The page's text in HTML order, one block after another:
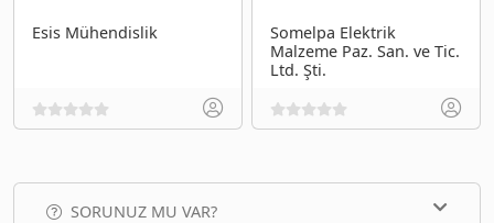
Esis Mühendislik
Somelpa Elektrik
Malzeme Paz. San. ve Tic.
Ltd. Şti.
SORUNUZ MU VAR?